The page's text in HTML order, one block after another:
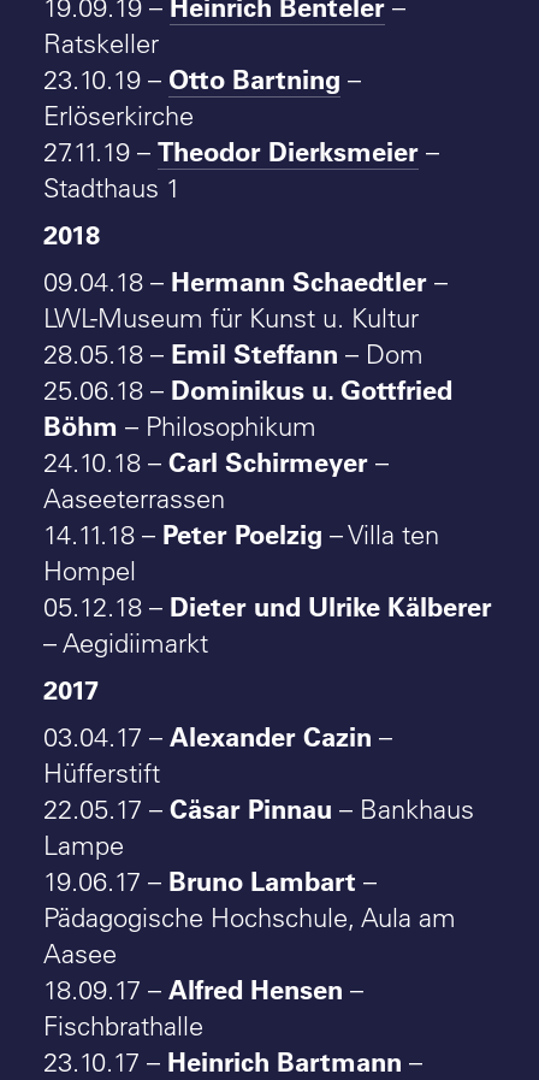
19.09.19 –
–
Ratskeller
23.10.19 – Otto Bartning –
Erlöserkirche
27.11.19 – Theodor Dierksmeier –
Stadthaus 1
2018
09.04.18 – Hermann Schaedtler –
LWL-Museum für Kunst u. Kultur
28.05.18 – Emil Steffann – Dom
25.06.18 – Dominikus u. Gottfried
Böhm – Philosophikum
24.10.18 – Carl Schirmeyer –
Aaseeterrassen
14.11.18 – Peter Poelzig – Villa ten
Hompel
05.12.18 – Dieter und Ulrike Kälberer
– Aegidiimarkt
2017
03.04.17 – Alexander Cazin –
Hüfferstift
22.05.17 – Cäsar Pinnau – Bankhaus
Lampe
19.06.17 – Bruno Lambart –
Pädagogische Hochschule, Aula am
Aasee
18.09.17 – Alfred Hensen –
Fischbrathalle
23.10.17 – Heinrich Bartmann –